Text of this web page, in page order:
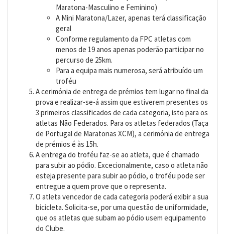
Maratona-Masculino e Feminino)
A Mini Maratona/Lazer, apenas terá classificação
geral
Conforme regulamento da FPC atletas com
menos de 19 anos apenas poderão participar no
percurso de 25km.
Para a equipa mais numerosa, será atribuído um
troféu
A cerimónia de entrega de prémios tem lugar no final da
prova e realizar-se-á assim que estiverem presentes os
3 primeiros classificados de cada categoria, isto para os
atletas Não Federados. Para os atletas federados (Taça
de Portugal de Maratonas XCM), a cerimónia de entrega
de prémios é às 15h.
A entrega do troféu faz-se ao atleta, que é chamado
para subir ao pódio. Excecionalmente, caso o atleta não
esteja presente para subir ao pódio, o troféu pode ser
entregue a quem prove que o representa.
O atleta vencedor de cada categoria poderá exibir a sua
bicicleta. Solicita-se, por uma questão de uniformidade,
que os atletas que subam ao pódio usem equipamento
do Clube.